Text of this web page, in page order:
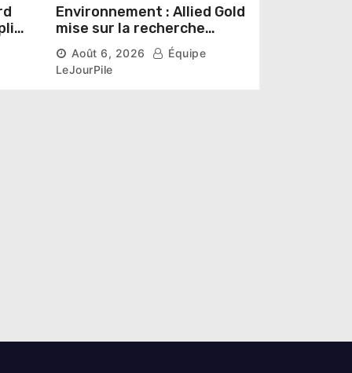
Environnement : Allied Gold
mise sur la recherche
scientifique pour restaurer
les sols de ses sites miniers
Août 6, 2026
Équipe
LeJourPile